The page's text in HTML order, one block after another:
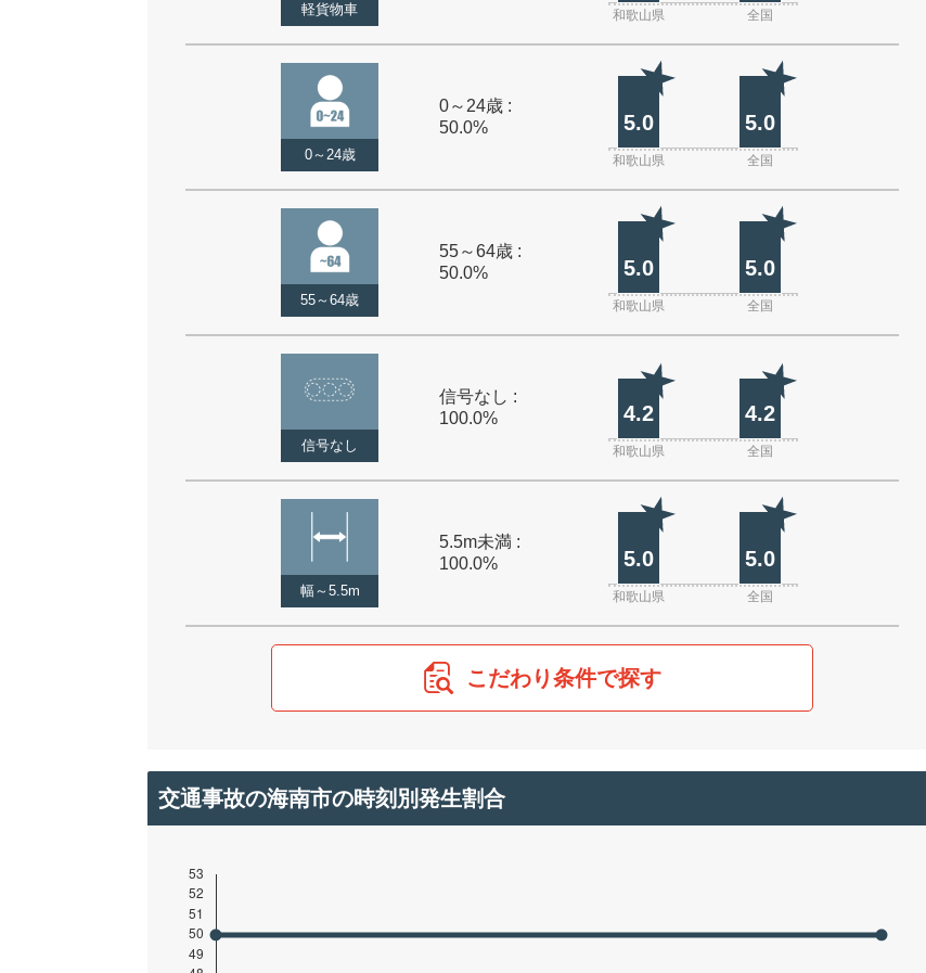
軽貨物車 和歌山県 全国
0～24歳
0～24歳 :
50.0%
5.0 5.0
和歌山県 全国
55～64歳
55～64歳 :
50.0%
5.0 5.0
和歌山県 全国
信号なし
信号なし :
100.0%
4.2 4.2
和歌山県 全国
幅～5.5m
5.5m未満 :
100.0%
5.0 5.0
和歌山県 全国
こだわり条件で探す
交通事故の海南市の時刻別発生割合